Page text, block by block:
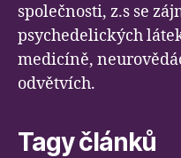
společnosti, z.s se
psychedelických
medicíně,
odvětvích.
Tagy článků